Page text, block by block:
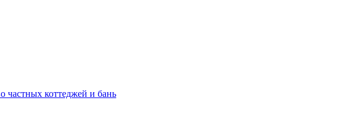
частных коттеджей и бань